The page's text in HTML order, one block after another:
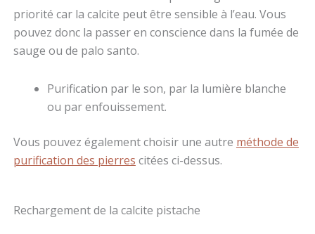
priorité car la calcite peut être sensible à l’eau. Vous
pouvez donc la passer en conscience dans la fumée de
sauge ou de palo santo.
Purification par le son, par la lumière blanche
ou par enfouissement.
Vous pouvez également choisir une autre méthode de
purification des pierres citées ci-dessus.
Rechargement de la calcite pistache